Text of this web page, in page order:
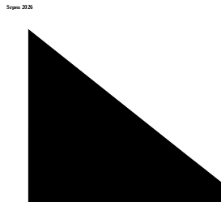
Srpen 2026